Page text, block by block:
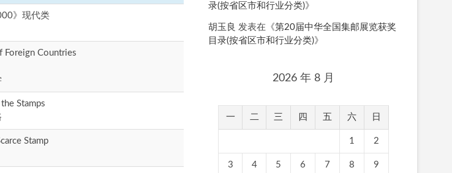
》现代类
Foreign Countries
Stamps
Stamp
录(按省区市和行业分类)》
胡玉良 发表在《第20届中华全国集邮展览获奖
目录(按省区市和行业分类)》
2026 年 8 月
一 二 三 四 五 六 日
1 2
3 4 5 6 7 8 9